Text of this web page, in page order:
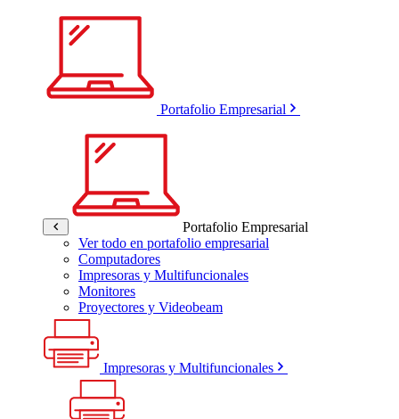
Portafolio Empresarial
Portafolio Empresarial
Ver todo en portafolio empresarial
Computadores
Impresoras y Multifuncionales
Monitores
Proyectores y Videobeam
Impresoras y Multifuncionales